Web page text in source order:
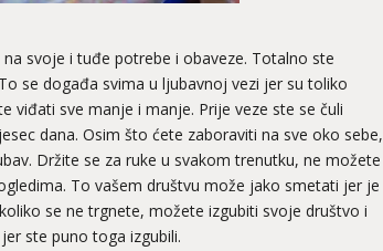
svoje i tuđe potrebe i obaveze. Totalno ste
se događa svima u ljubavnoj vezi jer su toliko
viđati sve manje i manje. Prije veze ste se čuli
dana. Osim što ćete zaboraviti na sve oko sebe,
Držite se za ruke u svakom trenutku, ne možete
To vašem društvu može jako smetati jer je
se ne trgnete, možete izgubiti svoje društvo i
ste puno toga izgubili.